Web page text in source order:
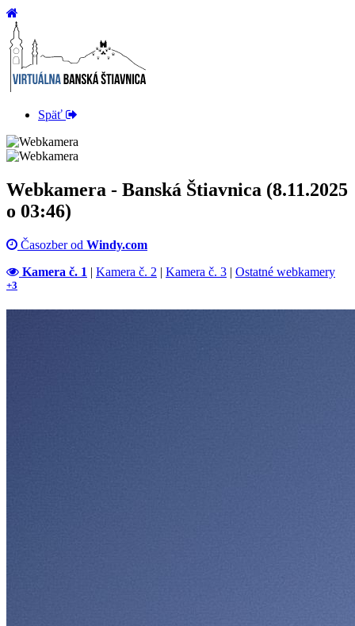
Späť
Webkamera - Banská Štiavnica (8.11.2025
o 03:46)
Časozber od Windy.com
Kamera č. 1 | Kamera č. 2 | Kamera č. 3 | Ostatné webkamery
+3